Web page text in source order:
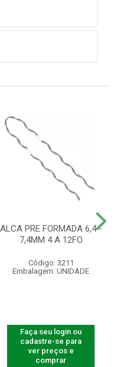
ALCA PRE FORMADA 6,4 -
7,4MM 4 A 12FO
Código: 3211
Embalagem: UNIDADE
Faça seu login ou
cadastre-se para
ver preços e
comprar